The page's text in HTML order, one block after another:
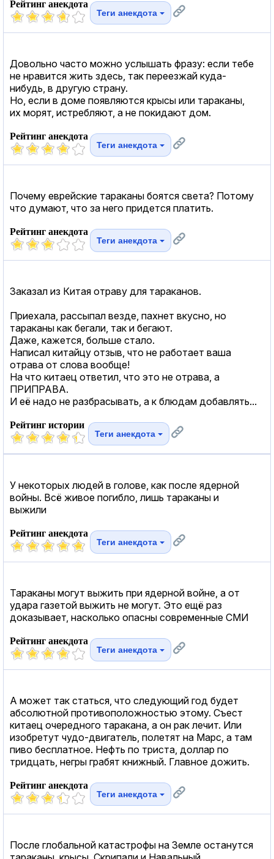
Рейтинг анекдота
Теги анекдота
Довольно часто можно услышать фразу: если тебе
не нравится жить здесь, так переезжай куда-
нибудь, в другую страну.
Но, если в доме появляются крысы или тараканы,
их морят, истребляют, а не покидают дом.
Рейтинг анекдота
Теги анекдота
Почему еврейские тараканы боятся света? Потому
что думают, что за него придется платить.
Рейтинг анекдота
Теги анекдота
Заказал из Китая отраву для тараканов.
Приехала, рассыпал везде, пахнет вкусно, но
тараканы как бегали, так и бегают.
Даже, кажется, больше стало.
Написал китайцу отзыв, что не работает ваша
отрава от слова вообще!
На что китаец ответил, что это не отрава, а
ПРИПРАВА.
И её надо не разбрасывать, а к блюдам добавлять...
Рейтинг истории
Теги анекдота
У некоторых людей в голове, как после ядерной
войны. Всё живое погибло, лишь тараканы и
выжили
Рейтинг анекдота
Теги анекдота
Тараканы могут выжить при ядерной войне, а от
удара газетой выжить не могут. Это ещё раз
доказывает, насколько опасны современные СМИ
Рейтинг анекдота
Теги анекдота
А может так статься, что следующий год будет
абсолютной противоположностью этому. Съест
китаец очередного таракана, а он рак лечит. Или
изобретут чудо-двигатель, полетят на Марс, а там
пиво бесплатное. Нефть по триста, доллар по
тридцать, негры грабят книжный. Главное дожить.
Рейтинг анекдота
Теги анекдота
После глобальной катастрофы на Земле останутся